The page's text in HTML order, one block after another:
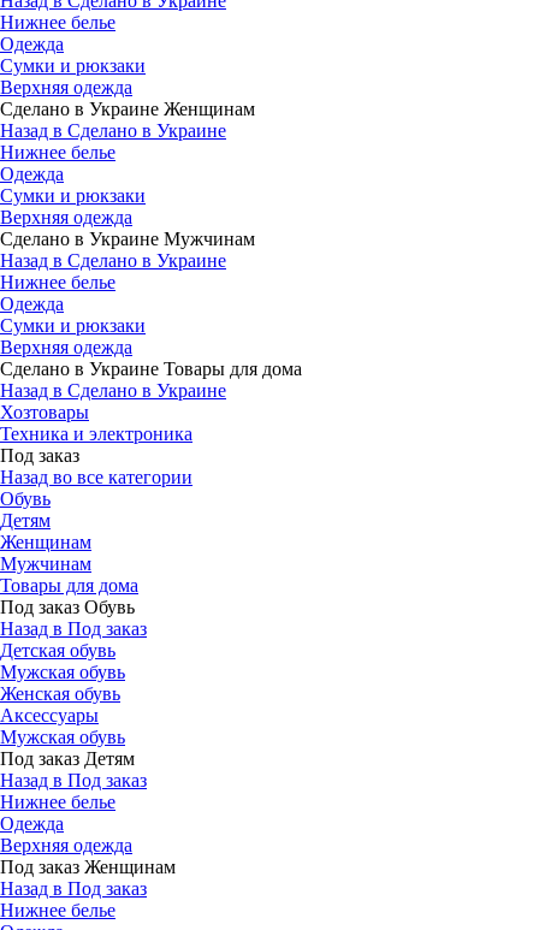
Нижнее белье
Одежда
Сумки и рюкзаки
Верхняя одежда
Сделано в Украине Женщинам
Назад в Сделано в Украине
Нижнее белье
Одежда
Сумки и рюкзаки
Верхняя одежда
Сделано в Украине Мужчинам
Назад в Сделано в Украине
Нижнее белье
Одежда
Сумки и рюкзаки
Верхняя одежда
Сделано в Украине Товары для дома
Назад в Сделано в Украине
Хозтовары
Техника и электроника
Под заказ
Назад во все категории
Обувь
Детям
Женщинам
Мужчинам
Товары для дома
Под заказ Обувь
Назад в Под заказ
Детская обувь
Мужская обувь
Женская обувь
Аксессуары
Мужская обувь
Под заказ Детям
Назад в Под заказ
Нижнее белье
Одежда
Верхняя одежда
Под заказ Женщинам
Назад в Под заказ
Нижнее белье